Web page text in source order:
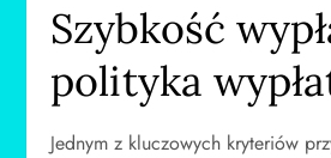
Szybkość
polityka
Jednym z kluczowych kryteriów